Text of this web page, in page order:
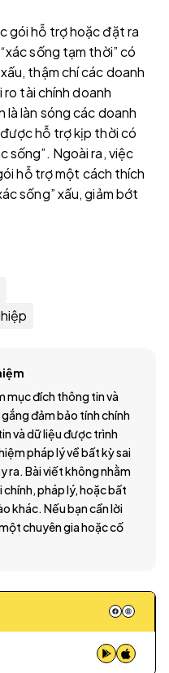
gói hỗ trợ hoặc đặt ra
sống tạm thời” có
thậm chí các doanh
tài chính doanh
là làn sóng các doanh
hỗ trợ kịp thời có
sống”. Ngoài ra, việc
hỗ trợ một cách thích
sống” xấu, giảm bớt
mục đích thông tin và
đảm bảo tính chính
và dữ liệu được trình
pháp lý về bất kỳ sai
ra. Bài viết không nhằm
pháp lý, hoặc bất
khác. Nếu bạn cần lời
chuyên gia hoặc cố